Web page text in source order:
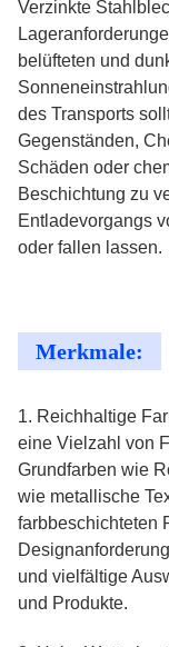
Verzinkte
belüfteten und
des Transports
Gegenständen,
Schäden oder
Beschichtung zu
Entladevorgangs
oder fallen lassen.
Merkmale:
1. Reichhaltige
eine Vielzahl von
Grundfarben wie
wie metallische
farbbeschichteten
und vielfältige
und Produkte.